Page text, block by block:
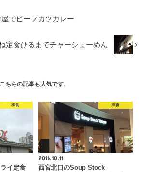
でビーフカツカレー
定食ひるまでチャーシューめん
こちらの記事も人気です。
和食
イ定食
洋食
2016.10.11
西宮北口のSoup Stock